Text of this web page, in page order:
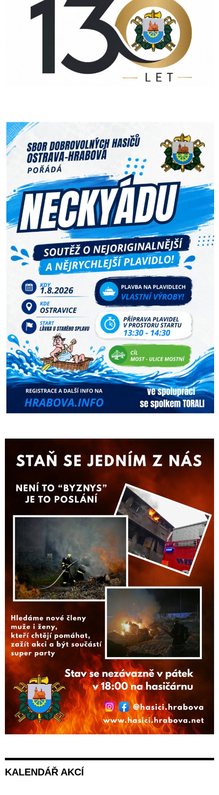
KALENDÁŘ AKCÍ